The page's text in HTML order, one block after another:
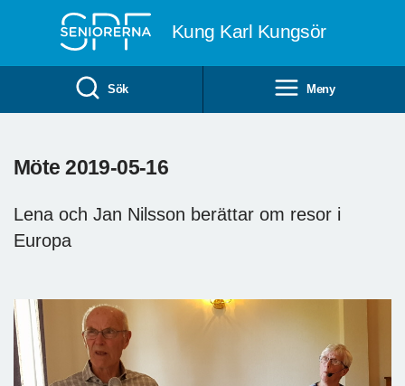
Kung Karl Kungsör
Sök Meny
Möte 2019-05-16
Lena och Jan Nilsson berättar om resor i
Europa